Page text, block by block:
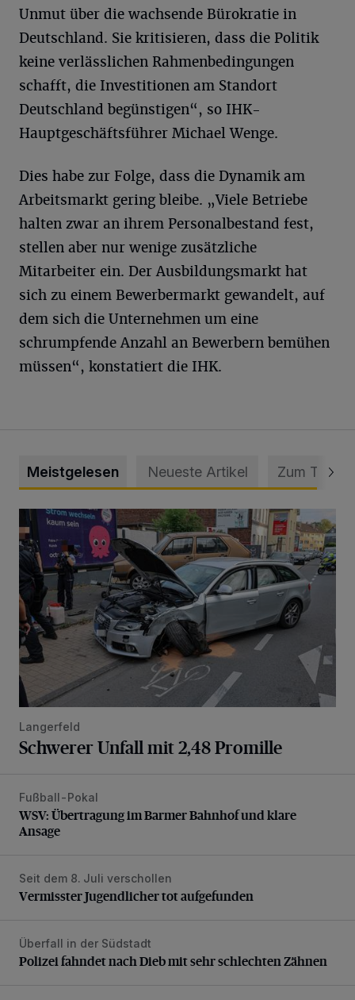
Unmut über die wachsende Bürokratie in
Deutschland. Sie kritisieren, dass die Politik
keine verlässlichen Rahmenbedingungen
schafft, die Investitionen am Standort
Deutschland begünstigen“, so IHK-
Hauptgeschäftsführer Michael Wenge.
Dies habe zur Folge, dass die Dynamik am
Arbeitsmarkt gering bleibe. „Viele Betriebe
halten zwar an ihrem Personalbestand fest,
stellen aber nur wenige zusätzliche
Mitarbeiter ein. Der Ausbildungsmarkt hat
sich zu einem Bewerbermarkt gewandelt, auf
dem sich die Unternehmen um eine
schrumpfende Anzahl an Bewerbern bemühen
müssen“, konstatiert die IHK.
Meistgelesen Neueste Artikel Zum Thema
Schwerer Unfall mit 2,48 Promille
Langerfeld
Schwerer Unfall mit 2,48 Promille
WSV: Übertragung im Barmer Bahnhof und klare Ansage
Fußball-Pokal
WSV: Übertragung im Barmer Bahnhof und klare
Ansage
Vermisster Jugendlicher tot aufgefunden
Seit dem 8. Juli verschollen
Vermisster Jugendlicher tot aufgefunden
Polizei fahndet nach Dieb mit sehr schlechten Zähnen
Überfall in der Südstadt
Polizei fahndet nach Dieb mit sehr schlechten Zähnen